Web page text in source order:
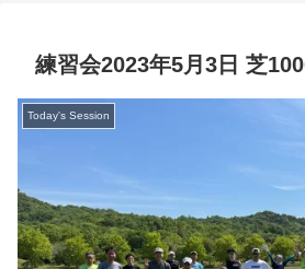
練習会2023年5月3日 芝
Today's Session